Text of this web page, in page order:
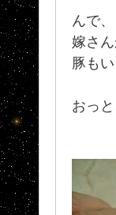
んで、
嫁さ
豚も
おっ